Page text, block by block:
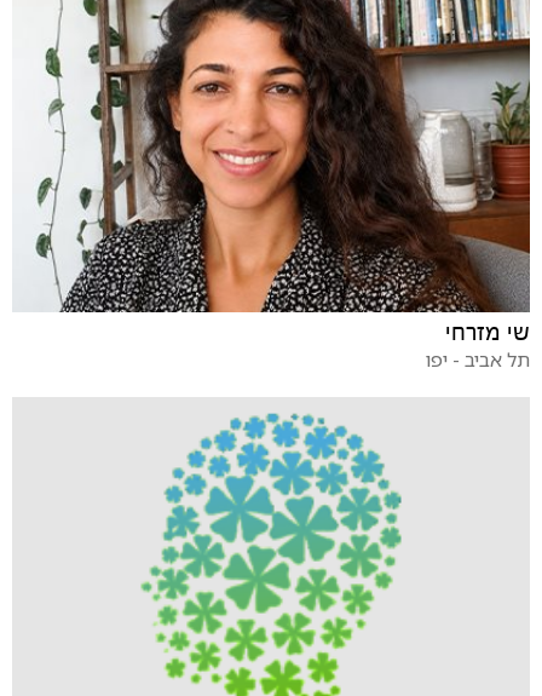
שי מזרחי
תל אביב - יפו